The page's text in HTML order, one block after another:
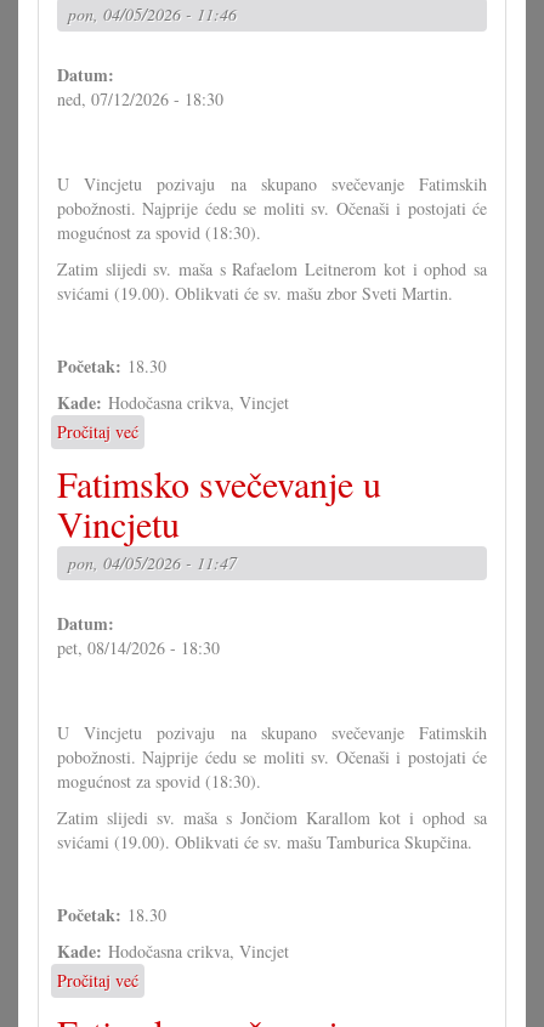
pon, 04/05/2026 - 11:46
Datum:
ned, 07/12/2026 - 18:30
U Vincjetu pozivaju na skupano svečevanje Fatimskih
pobožnosti. Najprije ćedu se moliti sv. Očenaši i postojati će
mogućnost za spovid (18:30).
Zatim slijedi sv. maša s Rafaelom Leitnerom kot i ophod sa
svićami (19.00). Oblikvati će sv. mašu zbor Sveti Martin.
Početak: 18.30
Kade: Hodočasna crikva, Vincjet
Pročitaj već
Fatimsko
svečevanje
u
Vincjetu
Fatimsko svečevanje u
Vincjetu
pon, 04/05/2026 - 11:47
Datum:
pet, 08/14/2026 - 18:30
U Vincjetu pozivaju na skupano svečevanje Fatimskih
pobožnosti. Najprije ćedu se moliti sv. Očenaši i postojati će
mogućnost za spovid (18:30).
Zatim slijedi sv. maša s Jončiom Karallom kot i ophod sa
svićami (19.00). Oblikvati će sv. mašu Tamburica Skupčina.
Početak: 18.30
Kade: Hodočasna crikva, Vincjet
Pročitaj već
Fatimsko